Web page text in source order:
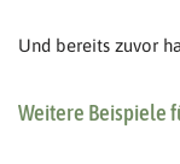
Und bereits zuvor
Weitere Beispiele